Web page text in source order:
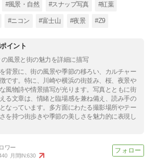
#風景・自然 #スナップ写真 #紅葉
#ニコン #富士山 #夜景 #Z9
イント
の風景と街の魅力を詳細に描写
背景に、街の風景や季節の移ろい、カルチャー
です。特に、川崎や横浜の街並み、桜、夜景や
風物詩や情景描写が光ります。写真とともに街
る文章は、情緒と臨場感を兼ね備え、読み手の
なっています。多方面にわたる撮影場所やテー
を持つ街歩きや季節の美しさを魅力的に表現し
月間IN:630